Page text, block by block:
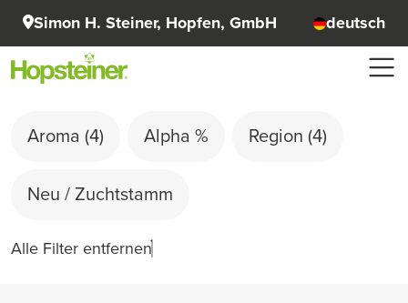
Simon H. Steiner, Hopfen, GmbH deutsch
Aroma (4) Alpha % Region (4)
Neu / Zuchtstamm
Alle Filter entfernen